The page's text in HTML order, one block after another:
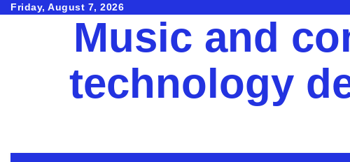
SkipFriday, August 7, 2026
Music and
technology